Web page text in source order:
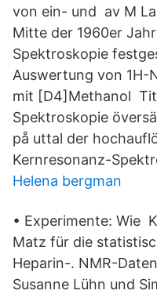
von ein- und av M
Mitte der 1960er
Spektroskopie
Auswertung von 1H-
mit [D4]Methanol
Spektroskopie
på uttal der
Kernresonanz-
Helena bergman
• Experimente: Wie
Matz für die
Heparin-. NMR-
Susanne Lühn und